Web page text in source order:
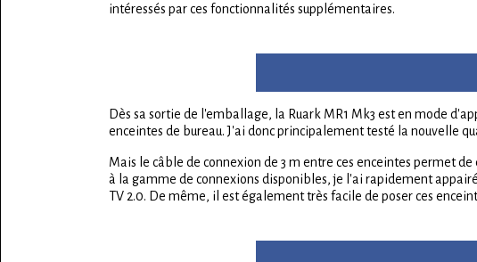
intéressés par ces fonctionnalités supplémentaires.
Dès sa sortie de l'emballage, la Ruark MR1 Mk3 est en mode
enceintes de bureau. J'ai donc principalement testé la nouvelle
Mais le câble de connexion de 3 m entre ces enceintes permet
à la gamme de connexions disponibles, je l'ai rapidement
TV 2.0. De même, il est également très facile de poser ces